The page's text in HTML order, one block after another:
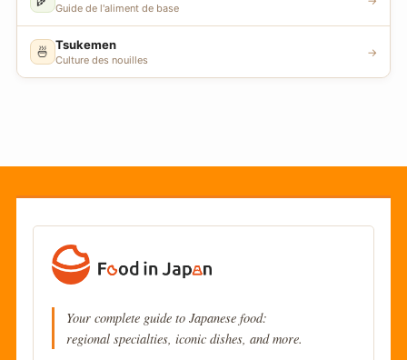
Guide de l'aliment de base
🍜 Tsukemen
Culture des nouilles
→
Your complete guide to Japanese food:
regional specialties, iconic dishes, and more.